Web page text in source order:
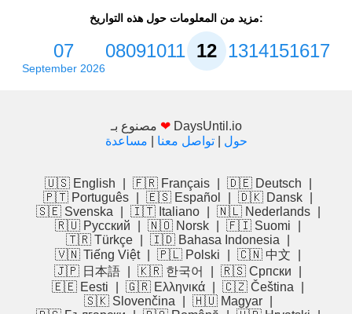
مزيد من المعلومات حول هذه التواريخ:
07
September 2026
08091011121314151617
❤ DaysUntil.io
حول |تواصل معنا مساعدة
🇺🇸 English 🇫🇷 Français 🇩🇪 Deutsch
🇵🇹 Português
🇪🇸 Español 🇩🇰 Dansk
🇸🇪 Svenska
🇮🇹 Italiano 🇳🇱 Nederlands
🇷🇺 Русский
🇳🇴 Norsk 🇫🇮 Suomi
🇹🇷 Türkçe
🇮🇩 Bahasa Indonesia
🇻🇳 Tiếng Việt
🇵🇱 Polski 🇨🇳 中文
🇯🇵 日本語
🇰🇷 한국어 🇷🇸 Српски
🇪🇪 Eesti
🇬🇷 Ελληνικά 🇨🇿 Čeština
🇸🇰 Slovenčina
🇭🇺 Magyar